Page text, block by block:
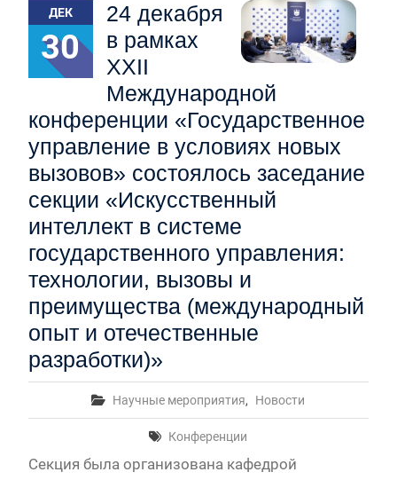
ДЕК
30
24 декабря
в рамках
XXII
Международной
конференции «Государственное
управление в условиях новых
вызовов» состоялось заседание
секции «Искусственный
интеллект в системе
государственного управления:
технологии, вызовы и
преимущества (международный
опыт и отечественные
разработки)»
Научные мероприятия, Новости
Конференции
Секция была организована кафедрой